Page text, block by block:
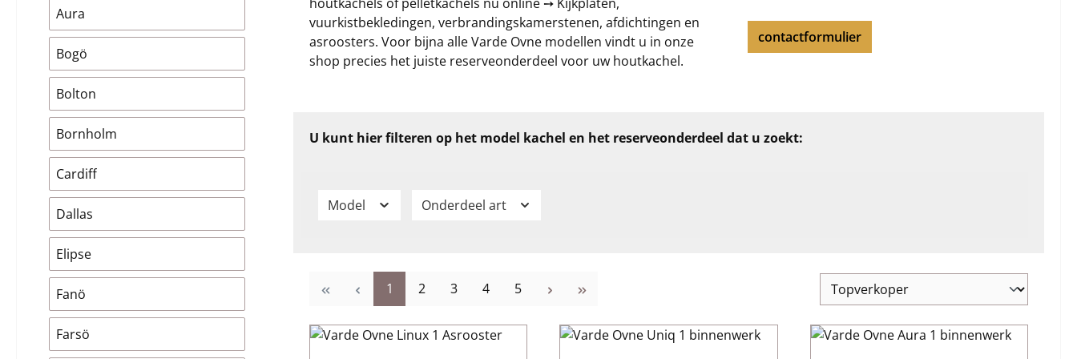
Aura
Bogö
Bolton
Bornholm
Cardiff
Dallas
Elipse
Fanö
Farsö
vuurkistbekledingen, verbrandingskamerstenen, afdichtingen en
asroosters. Voor bijna alle Varde Ovne modellen vindt u in onze
shop precies het juiste reserveonderdeel voor uw houtkachel.
contactformulier
U kunt hier filteren op het model kachel en het reserveonderdeel dat u zoekt:
Model Onderdeel art
Pagina
1 Pagina
2 Pagina
3 Pagina
4 Pagina
5